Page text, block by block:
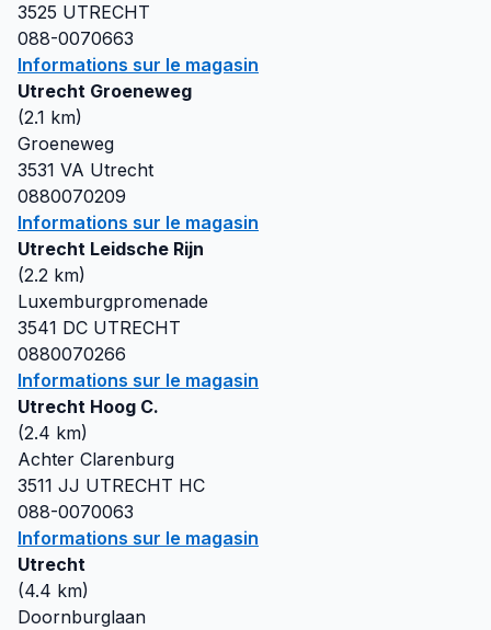
3525 UTRECHT
088-0070663
Informations sur le magasin
Utrecht Groeneweg
(2.1 km)
Groeneweg
3531 VA Utrecht
0880070209
Informations sur le magasin
Utrecht Leidsche Rijn
(2.2 km)
Luxemburgpromenade
3541 DC UTRECHT
0880070266
Informations sur le magasin
Utrecht Hoog C.
(2.4 km)
Achter Clarenburg
3511 JJ UTRECHT HC
088-0070063
Informations sur le magasin
Utrecht
(4.4 km)
Doornburglaan